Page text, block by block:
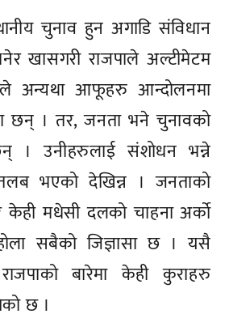
चुनाव हुन अगाडि संविधान
खासगरी राजपाले अल्टीमेटम
अन्यथा आफूहरु आन्दोलनमा
छन् । तर, जनता भने चुनावको
छन् । उनीहरुलाई संशोधन भन्ने
भएको देखिन्न । जनताको
केही मधेसी दलको चाहना अर्काे
सबैको जिज्ञासा छ । यसै
बारेमा केही कुराहरु
छ ।